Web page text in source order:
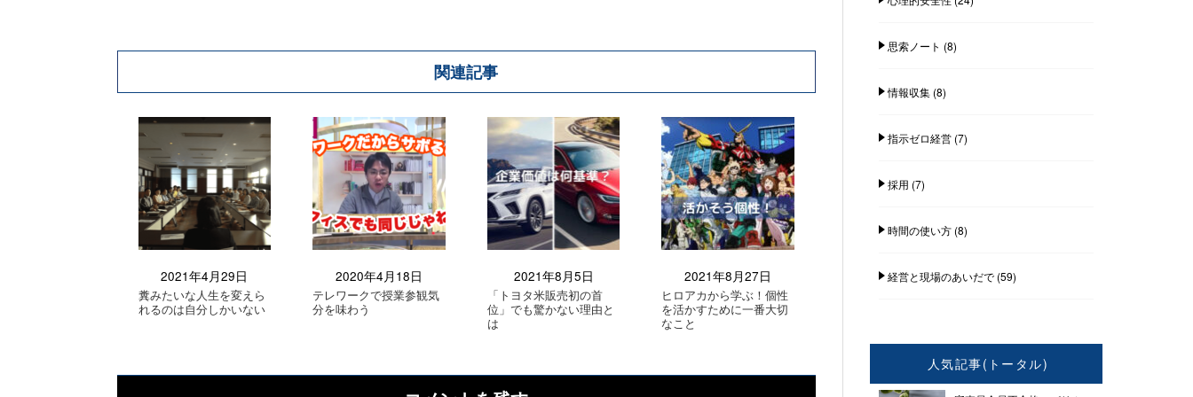
関連記事
2021年4月29日
糞みたいな人生を変えら
れるのは自分しかいない
2020年4月18日
テレワークで授業参観気
分を味わう
2021年8月5日
「トヨタ米販売初の首
位」でも驚かない理由と
は
2021年8月27日
ヒロアカから学ぶ！個性
を活かすために一番大切
なこと
思索ノート (8)
情報収集(8)
指示ゼロ経営(7)
採用 (7)
時間の使い方(8)
経営と現場のあいだで(59)
人気記事(トータル)